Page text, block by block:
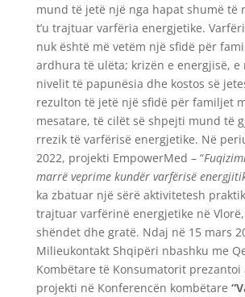
mund të jetë një nga hapat shumë të
t’u trajtuar varfëria energjetike.
nuk është më vetëm një sfidë për
ardhura të ulëta; krizën e energjisë, e
nivelit të papunësia dhe kostos së
rezulton të jetë një sfidë për familjet
mesatare, të cilët së shpejti mund të
rrezik të varfërisë energjetike. Në
2022, projekti EmpowerMed – “
marrë veprime kundër varfërisë
ka zbatuar një sërë aktivitetesh
trajtuar varfërinë energjetike në
shëndet dhe gratë. Ndaj në 15 mars
Milieukontakt Shqipëri nbashku me
Kombëtare të Konsumatorit
projekti në Konferencën kombëtare